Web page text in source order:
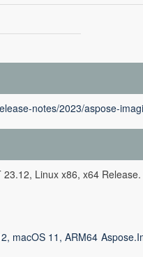
notes/2023/aspose-
Linux x86, x64 Release.
macOS 11, ARM64